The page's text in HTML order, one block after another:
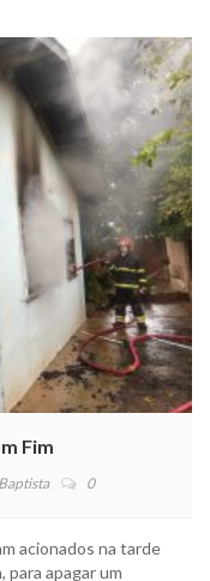
Fim
0
acionados na tarde
para apagar um